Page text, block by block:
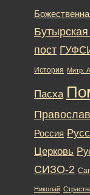
пост
История Митр.
Пасха
Россия
Церковь
СИЗО-2
Николай